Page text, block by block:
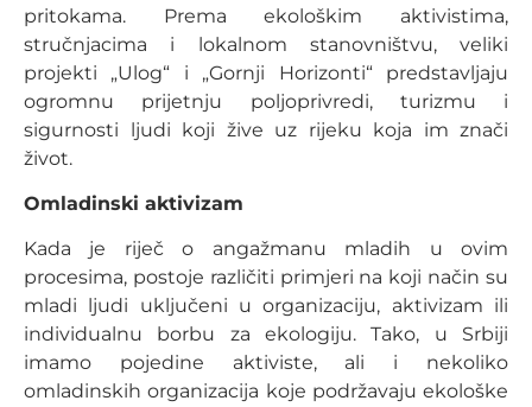
pritokama. Prema ekološkim aktivistima,
stručnjacima i lokalnom stanovništvu, veliki
projekti „Ulog“ i „Gornji Horizonti“ predstavljaju
ogromnu prijetnju poljoprivredi, turizmu i
sigurnosti ljudi koji žive uz rijeku koja im znači
život.
Omladinski aktivizam
Kada je riječ o angažmanu mladih u ovim
procesima, postoje različiti primjeri na koji način su
mladi ljudi uključeni u organizaciju, aktivizam ili
individualnu borbu za ekologiju. Tako, u Srbiji
imamo pojedine aktiviste, ali i nekoliko
omladinskih organizacija koje podržavaju ekološke